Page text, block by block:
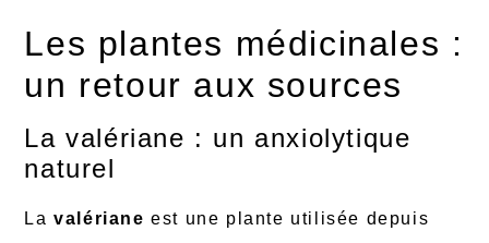
Les plantes médicinales :
un retour aux sources
La valériane : un anxiolytique
naturel
Lavalériane est une plante utilisée depuis